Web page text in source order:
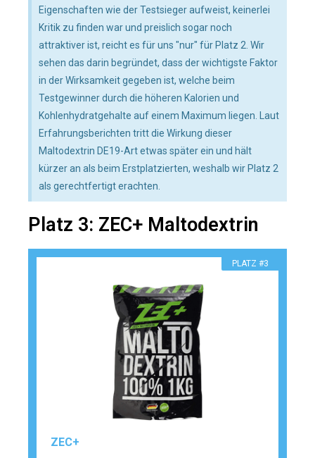
Eigenschaften wie der Testsieger aufweist, keinerlei
Kritik zu finden war und preislich sogar noch
attraktiver ist, reicht es für uns "nur" für Platz 2. Wir
sehen das darin begründet, dass der wichtigste Faktor
in der Wirksamkeit gegeben ist, welche beim
Testgewinner durch die höheren Kalorien und
Kohlenhydratgehalte auf einem Maximum liegen. Laut
Erfahrungsberichten tritt die Wirkung dieser
Maltodextrin DE19-Art etwas später ein und hält
kürzer an als beim Erstplatzierten, weshalb wir Platz 2
als gerechtfertigt erachten.
Platz 3: ZEC+ Maltodextrin
PLATZ #3
ZEC+